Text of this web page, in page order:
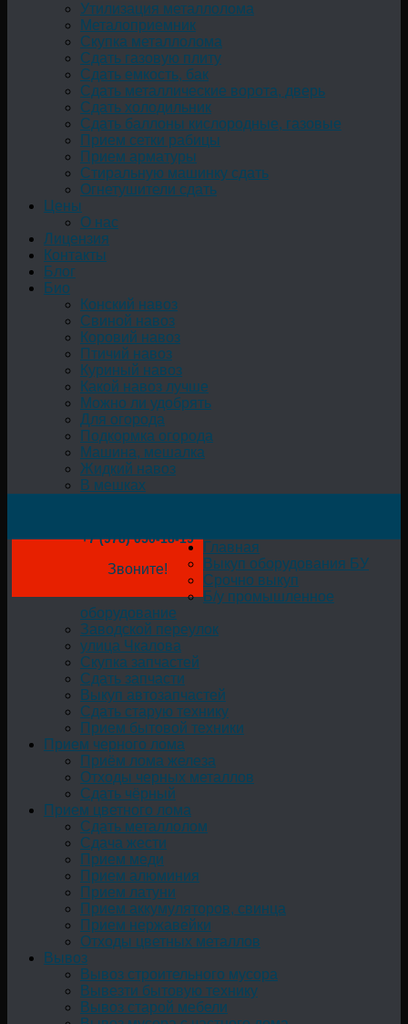
Утилизация металлолома
Металоприемник
Скупка металлолома
Сдать газовую плиту
Сдать емкость, бак
Cдать металлические ворота, дверь
Сдать холодильник
Сдать баллоны кислородные, газовые
Прием сетки рабицы
Прием арматуры
Стиральную машинку сдать
Огнетушители сдать
Цены
О нас
Лицензия
Контакты
Блог
Био
Конский навоз
Свиной навоз
Коровий навоз
Птичий навоз
Куриный навоз
Какой навоз лучше
Можно ли удобрять
Для огорода
Подкормка огорода
Машина, мешалка
Жидкий навоз
В мешках
+7 (978) 050-18-19
Звоните!
Главная
Выкуп оборудования БУ
Срочно выкуп
Б/у промышленное
оборудование
Заводской переулок
улица Чкалова
Скупка запчастей
Сдать запчасти
Выкуп автозапчастей
Сдать старую технику
Прием бытовой техники
Прием черного лома
Приём лома железа
Отходы черных металлов
Сдать чёрный
Прием цветного лома
Сдать металлолом
Сдача жести
Прием меди
Прием алюминия
Прием латуни
Прием аккумуляторов, свинца
Прием нержавейки
Отходы цветных металлов
Вывоз
Вывоз строительного мусора
Вывезти бытовую технику
Вывоз старой мебели